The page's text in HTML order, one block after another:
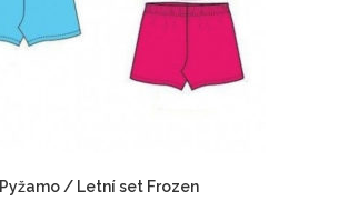
Pyžamo / Letní set Frozen